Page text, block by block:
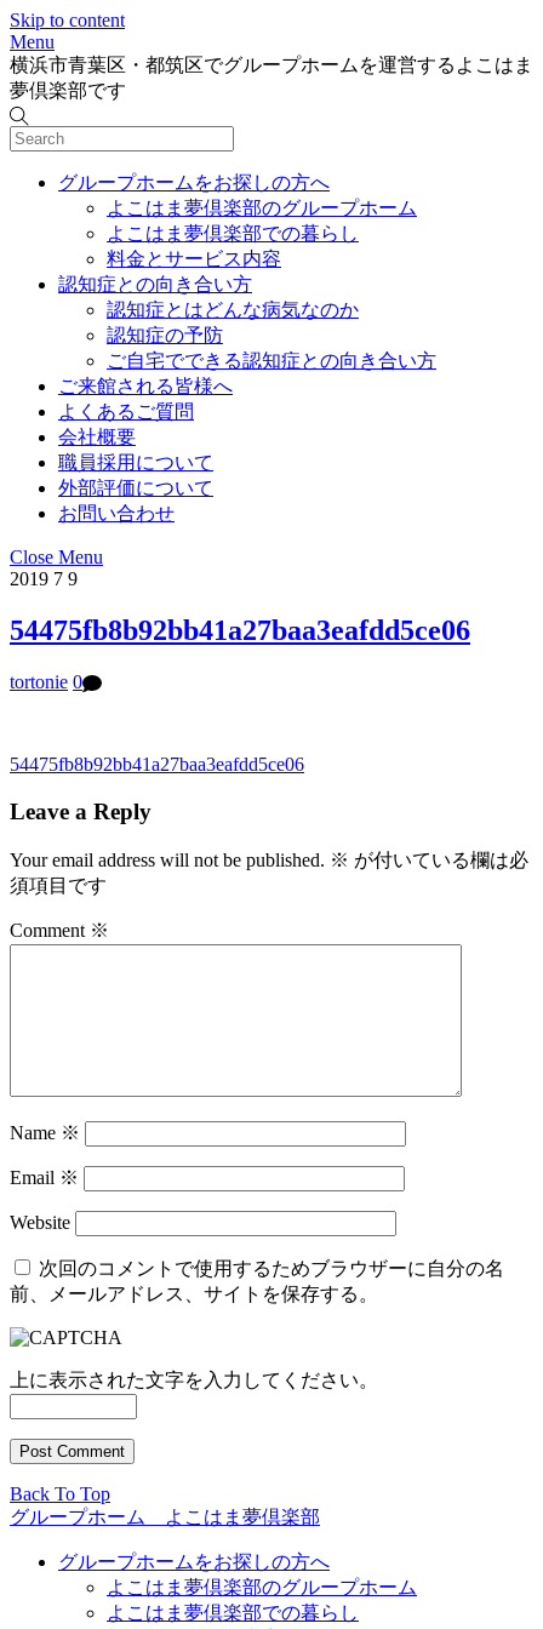
Skip to content
Menu
横浜市青葉区・都筑区でグループホームを運営するよこはま
夢倶楽部です
グループホームをお探しの方へ
よこはま夢倶楽部のグループホーム
よこはま夢倶楽部での暮らし
料金とサービス内容
認知症との向き合い方
認知症とはどんな病気なのか
認知症の予防
ご自宅でできる認知症との向き合い方
ご来館される皆様へ
よくあるご質問
会社概要
職員採用について
外部評価について
お問い合わせ
Close Menu
2019 7 9
54475fb8b92bb41a27baa3eafdd5ce06
tortonie 0
54475fb8b92bb41a27baa3eafdd5ce06
Leave a Reply
Your email address will not be published. ※ が付いている欄は必
須項目です
Comment ※
Name ※
Email ※
Website
次回のコメントで使用するためブラウザーに自分の名
前、メールアドレス、サイトを保存する。
上に表示された文字を入力してください。
Back To Top
グループホーム よこはま夢倶楽部
グループホームをお探しの方へ
よこはま夢倶楽部のグループホーム
よこはま夢倶楽部での暮らし